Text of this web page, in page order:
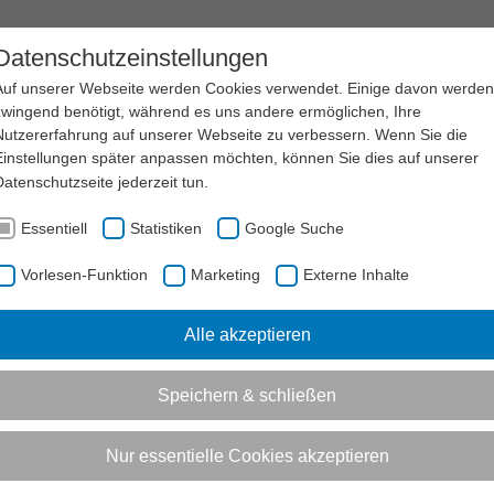
SERVICE LSB NRW
unserer Webseite werden Cookies verwendet. Einige davon werden
benötigt, während es uns andere ermöglichen, Ihre
auf unserer Webseite zu verbessern. Wenn Sie die
später anpassen möchten, können Sie dies auf unserer
jederzeit tun.
Essentiell Statistiken Google Suche
Vorlesen-Funktion Marketing Externe Inhalte
Alle akzeptieren
Speichern & schließen
Nur essentielle Cookies akzeptieren